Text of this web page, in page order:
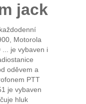
jack
Motorola
je vybaven i
oděvem a
PTT
je vybaven
hluk